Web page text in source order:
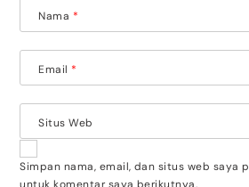
Nama *
Email *
Situs Web
Simpan nama, email, dan situs web saya